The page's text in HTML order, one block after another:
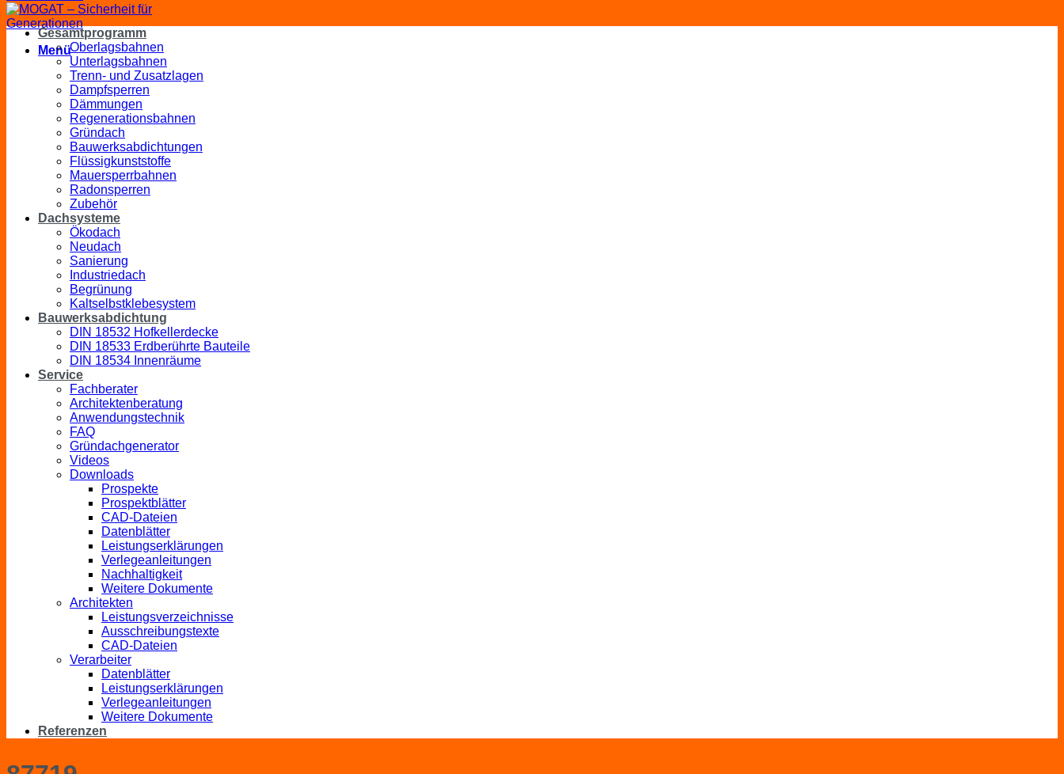
Menü
Gesamtprogramm
Oberlagsbahnen
Unterlagsbahnen
Trenn- und Zusatzlagen
Dampfsperren
Dämmungen
Regenerationsbahnen
Gründach
Bauwerksabdichtungen
Flüssigkunststoffe
Mauersperrbahnen
Radonsperren
Zubehör
Dachsysteme
Ökodach
Neudach
Sanierung
Industriedach
Begrünung
Kaltselbstklebesystem
Bauwerksabdichtung
DIN 18532 Hofkellerdecke
DIN 18533 Erdberührte Bauteile
DIN 18534 Innenräume
Service
Fachberater
Architektenberatung
Anwendungstechnik
FAQ
Gründachgenerator
Videos
Downloads
Prospekte
Prospektblätter
CAD-Dateien
Datenblätter
Leistungserklärungen
Verlegeanleitungen
Nachhaltigkeit
Weitere Dokumente
Architekten
Leistungsverzeichnisse
Ausschreibungstexte
CAD-Dateien
Verarbeiter
Datenblätter
Leistungserklärungen
Verlegeanleitungen
Weitere Dokumente
Referenzen